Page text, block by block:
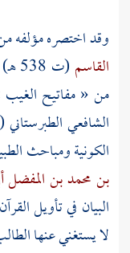
وقد اختصره
القاسم
(ت
من « مفاتيح
الشافعي الطبرستاني
الكونية ومباحث
بن محمد بن المفضل
البيان في تأويل
لا يستغني عنها